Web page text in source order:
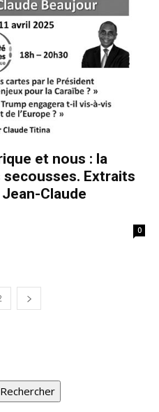
et nous : la
secousses. Extraits
Claude
0
Rechercher